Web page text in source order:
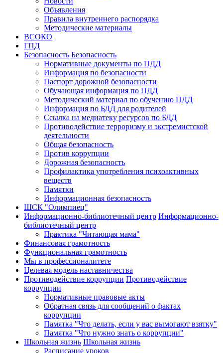
Объявления
Правила внутреннего распорядка
Методические материалы
ВСОКО
ГПД
Безопасность Безопасность
Нормативные документы по ПДД
Информация по безопасности
Паспорт дорожной безопасности
Обучающая информация по ПДД
Методический материал по обучению ПДД
Информация по БДД для родителей
Ссылка на медиатеку ресурсов по БДД
Противодействие терроризму и экстремистской
деятельности
Общая безопасность
Против коррупции
Дорожная безопасность
Профилактика употребления психоактивных
веществ
Памятки
Информационная безопасность
ШСК "Олимпиец"
Информационно-библиотечный центр Информационно-
библиотечный центр
Практика "Читающая мама"
Финансовая грамотность
Функциональная грамотность
Мы в профессионалитете
Целевая модель наставничества
Противодействие коррупции Противодействие
коррупции
Нормативные правовые акты
Обратная связь для сообщений о фактах
коррупции
Памятка "Что делать, если у вас вымогают взятку"
Памятка "Что нужно знать о коррупции"
Школьная жизнь Школьная жизнь
Расписание уроков